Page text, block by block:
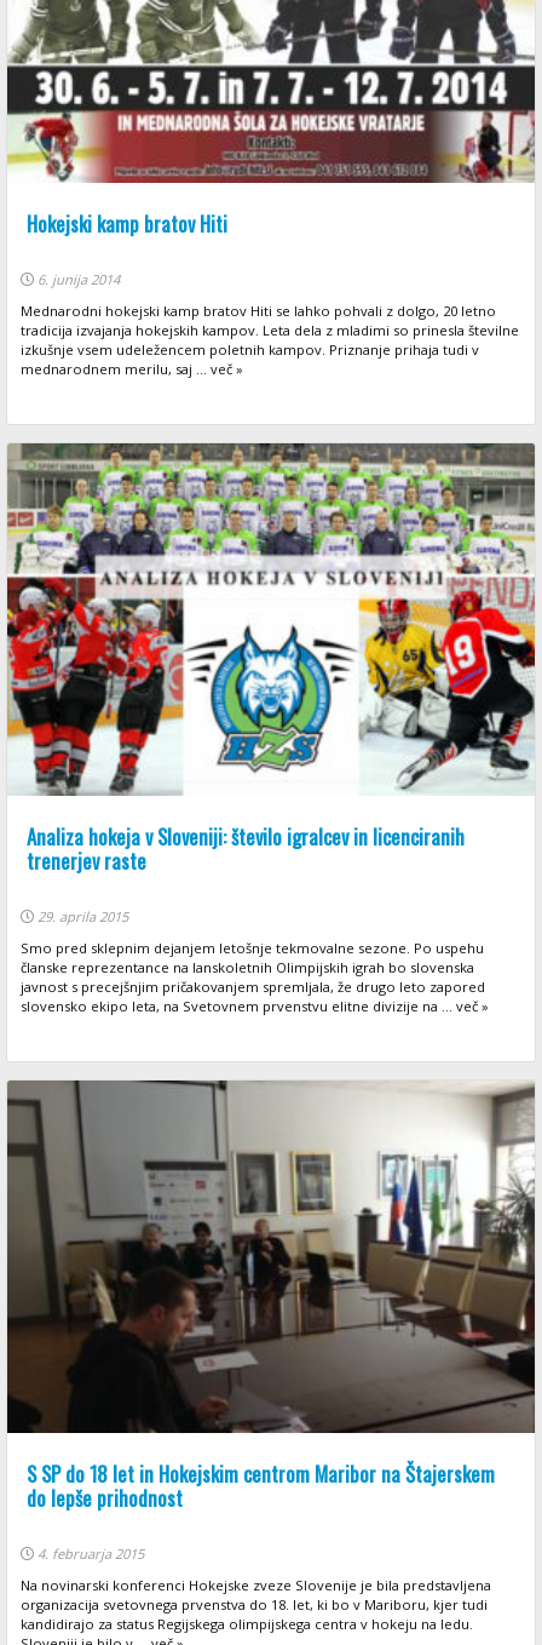
Hokejski kamp bratov Hiti
6. junija 2014
Mednarodni hokejski kamp bratov Hiti se lahko pohvali z dolgo, 20 letno
tradicija izvajanja hokejskih kampov. Leta dela z mladimi so prinesla številne
izkušnje vsem udeležencem poletnih kampov. Priznanje prihaja tudi v
mednarodnem merilu, saj ... več »
Analiza hokeja v Sloveniji: število igralcev in licenciranih
trenerjev raste
29. aprila 2015
Smo pred sklepnim dejanjem letošnje tekmovalne sezone. Po uspehu
članske reprezentance na lanskoletnih Olimpijskih igrah bo slovenska
javnost s precejšnjim pričakovanjem spremljala, že drugo leto zapored
slovensko ekipo leta, na Svetovnem prvenstvu elitne divizije na ... več »
S SP do 18 let in Hokejskim centrom Maribor na Štajerskem
do lepše prihodnost
4. februarja 2015
Na novinarski konferenci Hokejske zveze Slovenije je bila predstavljena
organizacija svetovnega prvenstva do 18. let, ki bo v Mariboru, kjer tudi
kandidirajo za status Regijskega olimpijskega centra v hokeju na ledu.